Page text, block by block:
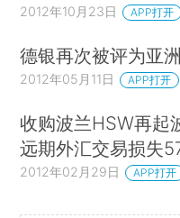
2012年10月23日 APP打开
德银再次被评为亚
2012年05月11日 APP打开
收购波兰HSW再起
远期外汇交易损失
2012年02月29日 APP打开